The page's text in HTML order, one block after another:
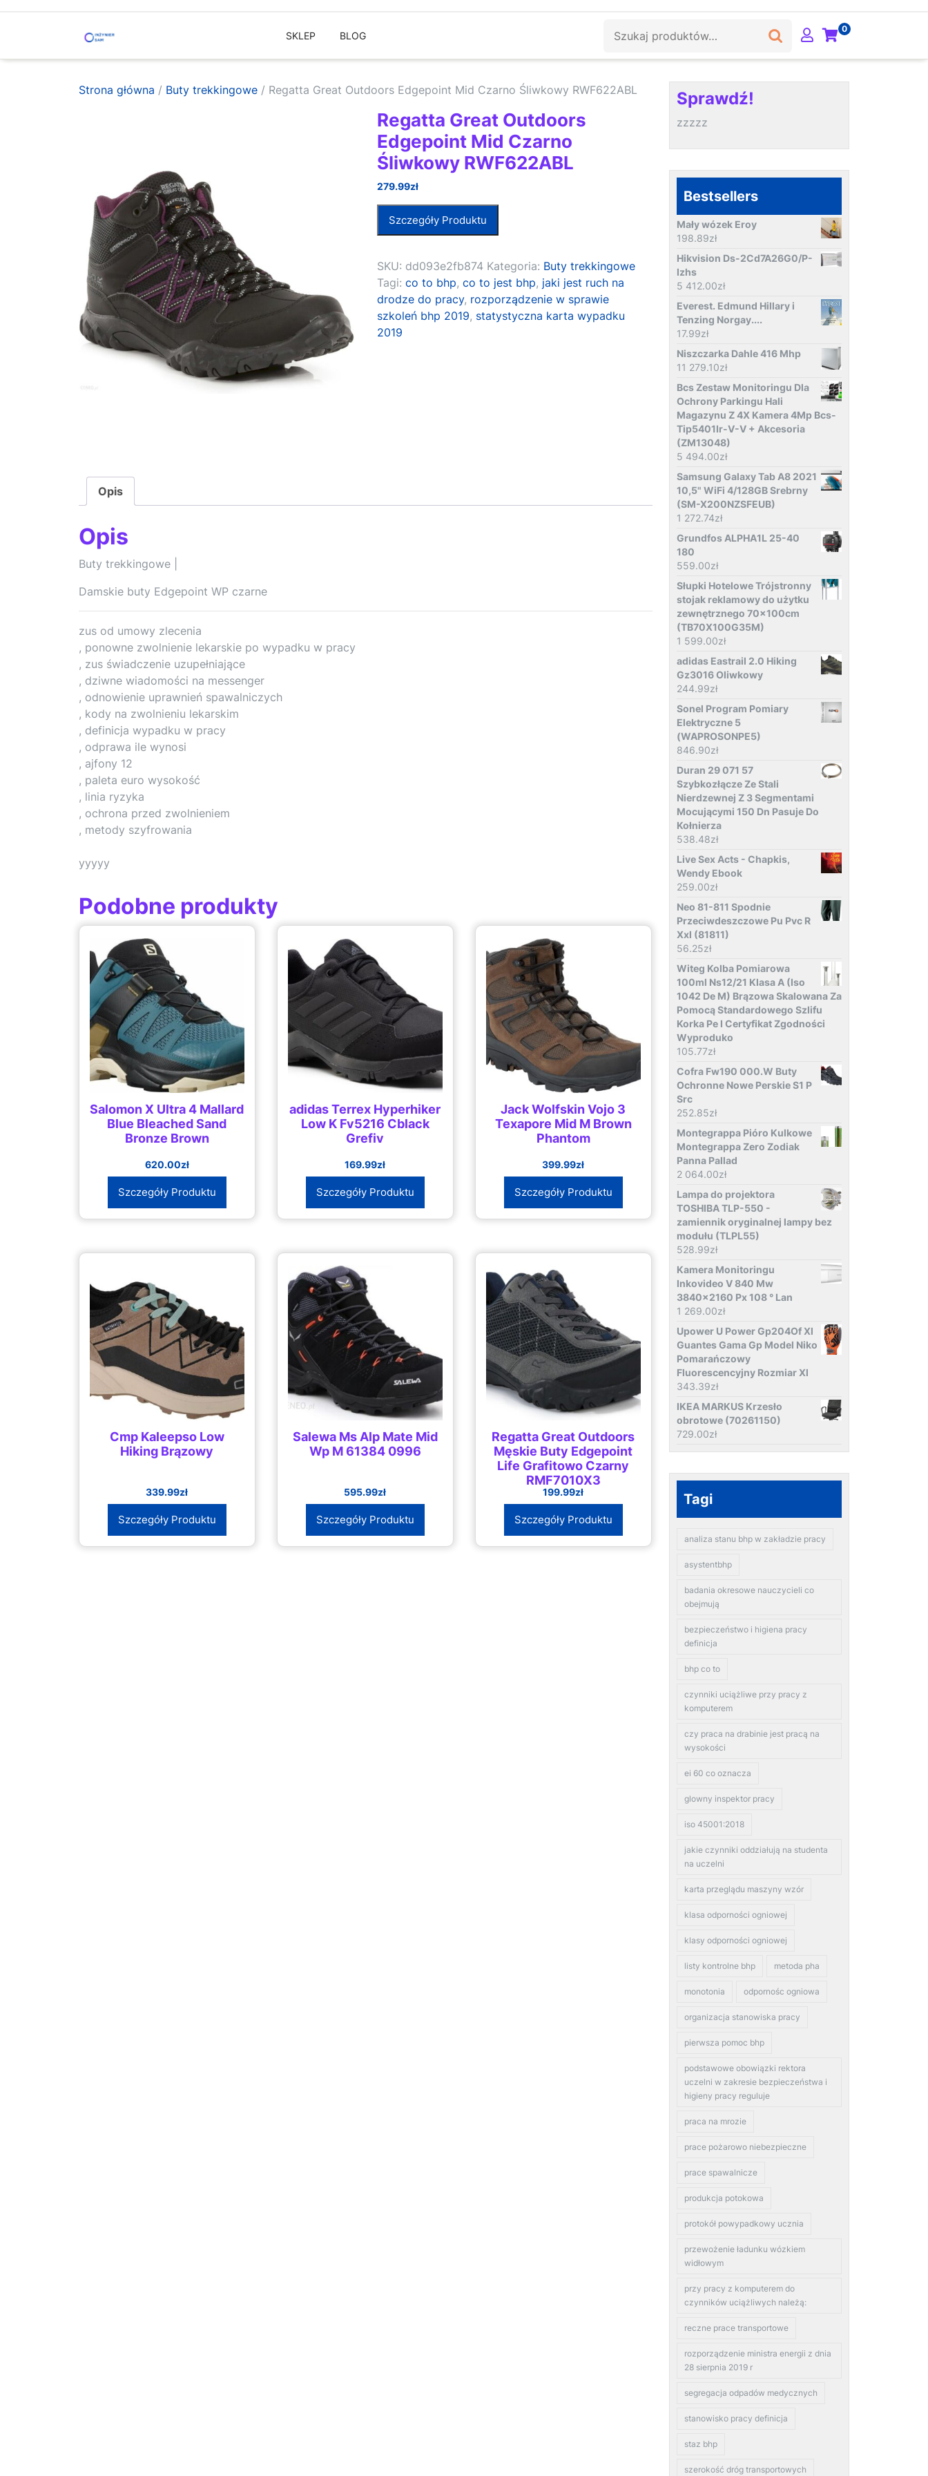
SKLEP BLOG
0
Strona główna / Buty trekkingowe / Regatta Great Outdoors Edgepoint Mid Czarno Śliwkowy RWF622ABL
Regatta Great Outdoors
Edgepoint Mid Czarno
Śliwkowy RWF622ABL
279.99zł
Szczegóły Produktu
SKU: dd093e2fb874 Kategoria: Buty trekkingowe
Tagi:co to bhp,co to jest bhp, jaki jest ruch na
drodze do pracy, rozporządzenie w sprawie
szkoleń bhp 2019, statystyczna karta wypadku
2019
Opis
Opis
Buty trekkingowe |
Damskie buty Edgepoint WP czarne
zus od umowy zlecenia
, ponowne zwolnienie lekarskie po wypadku w pracy
, zus świadczenie uzupełniające
, dziwne wiadomości na messenger
, odnowienie uprawnień spawalniczych
, kody na zwolnieniu lekarskim
, definicja wypadku w pracy
, odprawa ile wynosi
, ajfony 12
, paleta euro wysokość
, linia ryzyka
, ochrona przed zwolnieniem
, metody szyfrowania
yyyyy
Podobne produkty
Salomon X Ultra 4 Mallard
Blue Bleached Sand
Bronze Brown
620.00zł
Szczegóły Produktu
adidas Terrex Hyperhiker
Low K Fv5216 Cblack
Grefiv
169.99zł
Szczegóły Produktu
Jack Wolfskin Vojo 3
Texapore Mid M Brown
Phantom
399.99zł
Szczegóły Produktu
Cmp Kaleepso Low
Hiking Brązowy
339.99zł
Szczegóły Produktu
Salewa Ms Alp Mate Mid
Wp M 61384 0996
595.99zł
Szczegóły Produktu
Regatta Great Outdoors
Męskie Buty Edgepoint
Life Grafitowo Czarny
RMF7010X3
199.99zł
Szczegóły Produktu
Sprawdź!
zzzzz
Bestsellers
Mały wózek Eroy
198.89zł
Hikvision Ds-2Cd7A26G0/P-
Izhs
5 412.00zł
Everest. Edmund Hillary i
Tenzing Norgay....
17.99zł
Niszczarka Dahle 416 Mhp
11 279.10zł
Bcs Zestaw Monitoringu Dla
Ochrony Parkingu Hali
Magazynu Z 4X Kamera 4Mp Bcs-
Tip5401Ir-V-V + Akcesoria
(ZM13048)
5 494.00zł
Samsung Galaxy Tab A8 2021
10,5" WiFi 4/128GB Srebrny
(SM-X200NZSFEUB)
1 272.74zł
Grundfos ALPHA1L 25-40
180
559.00zł
Słupki Hotelowe Trójstronny
stojak reklamowy do użytku
zewnętrznego 70x100cm
(TB70X100G35M)
1 599.00zł
adidas Eastrail 2.0 Hiking
Gz3016 Oliwkowy
244.99zł
Sonel Program Pomiary
Elektryczne 5
(WAPROSONPE5)
846.90zł
Duran 29 071 57
Szybkozłącze Ze Stali
Nierdzewnej Z 3 Segmentami
Mocującymi 150 Dn Pasuje Do
Kołnierza
538.48zł
Live Sex Acts - Chapkis,
Wendy Ebook
259.00zł
Neo 81-811 Spodnie
Przeciwdeszczowe Pu Pvc R
Xxl (81811)
56.25zł
Witeg Kolba Pomiarowa
100ml Ns12/21 Klasa A (Iso
1042 De M) Brązowa Skalowana Za
Pomocą Standardowego Szlifu
Korka Pe I Certyfikat Zgodności
Wyproduko
105.77zł
Cofra Fw190 000.W Buty
Ochronne Nowe Perskie S1 P
Src
252.85zł
Montegrappa Pióro Kulkowe
Montegrappa Zero Zodiak
Panna Pallad
2 064.00zł
Lampa do projektora
TOSHIBA TLP-550 -
zamiennik oryginalnej lampy bez
modułu (TLPL55)
528.99zł
Kamera Monitoringu
Inkovideo V 840 Mw
3840x2160 Px 108 ° Lan
1 269.00zł
Upower U Power Gp204Of Xl
Guantes Gama Gp Model Niko
Pomarańczowy
Fluorescencyjny Rozmiar Xl
343.39zł
IKEA MARKUS Krzesło
obrotowe (70261150)
729.00zł
Tagi
analiza stanu bhp w zakładzie pracy
asystentbhp
badania okresowe nauczycieli co
obejmują
bezpieczeństwo i higiena pracy
definicja
bhp co to
czynniki uciążliwe przy pracy z
komputerem
czy praca na drabinie jest pracą na
wysokości
ei 60 co oznacza
glowny inspektor pracy
iso 45001:2018
jakie czynniki oddziałują na studenta
na uczelni
karta przeglądu maszyny wzór
klasa odporności ogniowej
klasy odporności ogniowej
listy kontrolne bhp metoda pha
monotonia odpornośc ogniowa
organizacja stanowiska pracy
pierwsza pomoc bhp
podstawowe obowiązki rektora
uczelni w zakresie bezpieczeństwa i
higieny pracy reguluje
praca na mrozie
prace pożarowo niebezpieczne
prace spawalnicze
produkcja potokowa
protokół powypadkowy ucznia
przewożenie ładunku wózkiem
widłowym
przy pracy z komputerem do
czynników uciążliwych należą:
reczne prace transportowe
rozporządzenie ministra energii z dnia
28 sierpnia 2019 r
segregacja odpadów medycznych
stanowisko pracy definicja
staz bhp
szerokość dróg transportowych